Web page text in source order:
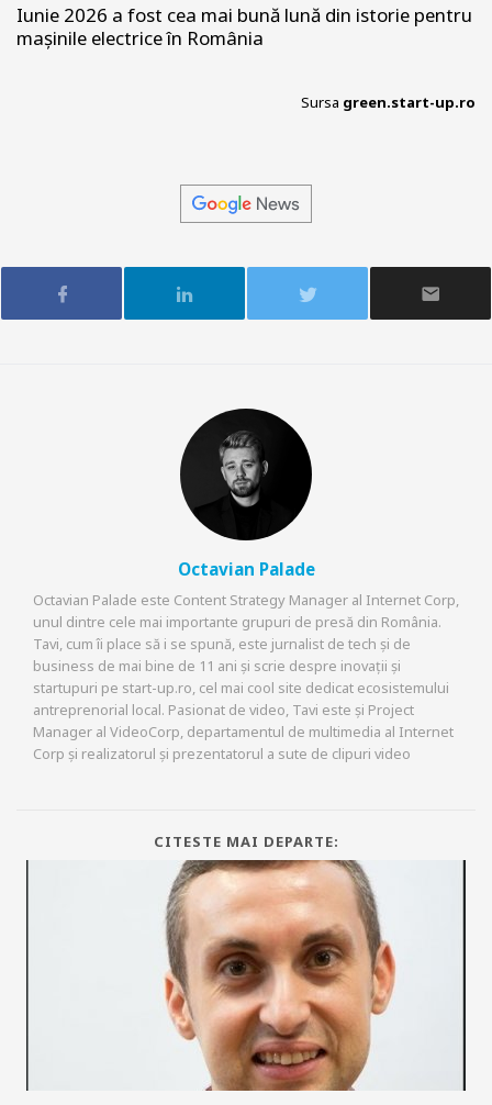
Iunie 2026 a fost cea mai bună lună din istorie pentru
mașinile electrice în România
Sursa green.start-up.ro
Octavian Palade
Octavian Palade este Content Strategy Manager al Internet Corp,
unul dintre cele mai importante grupuri de presă din România.
Tavi, cum îi place să i se spună, este jurnalist de tech și de
business de mai bine de 11 ani și scrie despre inovații și
startupuri pe start-up.ro, cel mai cool site dedicat ecosistemului
antreprenorial local. Pasionat de video, Tavi este și Project
Manager al VideoCorp, departamentul de multimedia al Internet
Corp și realizatorul și prezentatorul a sute de clipuri video
CITESTE MAI DEPARTE: